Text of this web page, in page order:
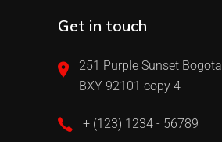
Get in touch
251 Purple Sunset Bogota,
BXY 92101 copy 4
+ (123) 1234 - 56789